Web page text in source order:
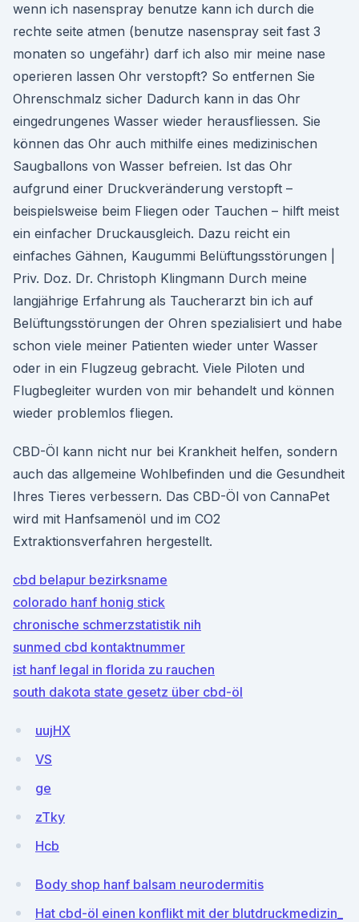
wenn ich nasenspray benutze kann ich durch die
rechte seite atmen (benutze nasenspray seit fast 3
monaten so ungefähr) darf ich also mir meine nase
operieren lassen Ohr verstopft? So entfernen Sie
Ohrenschmalz sicher Dadurch kann in das Ohr
eingedrungenes Wasser wieder herausfliessen. Sie
können das Ohr auch mithilfe eines medizinischen
Saugballons von Wasser befreien. Ist das Ohr
aufgrund einer Druckveränderung verstopft –
beispielsweise beim Fliegen oder Tauchen – hilft meist
ein einfacher Druckausgleich. Dazu reicht ein
einfaches Gähnen, Kaugummi Belüftungsstörungen |
Priv. Doz. Dr. Christoph Klingmann Durch meine
langjährige Erfahrung als Taucherarzt bin ich auf
Belüftungsstörungen der Ohren spezialisiert und habe
schon viele meiner Patienten wieder unter Wasser
oder in ein Flugzeug gebracht. Viele Piloten und
Flugbegleiter wurden von mir behandelt und können
wieder problemlos fliegen.
CBD-Öl kann nicht nur bei Krankheit helfen, sondern
auch das allgemeine Wohlbefinden und die Gesundheit
Ihres Tieres verbessern. Das CBD-Öl von CannaPet
wird mit Hanfsamenöl und im CO2
Extraktionsverfahren hergestellt.
cbd belapur bezirksname
colorado hanf honig stick
chronische schmerzstatistik nih
sunmed cbd kontaktnummer
ist hanf legal in florida zu rauchen
south dakota state gesetz über cbd-öl
uujHX
VS
ge
zTky
Hcb
Body shop hanf balsam neurodermitis
Hat cbd-öl einen konflikt mit der blutdruckmedizin_